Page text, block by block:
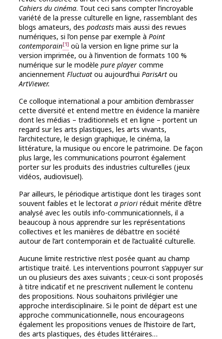
Cahiers du cinéma. Tout ceci sans compter l’incroyable
variété de la presse culturelle en ligne, rassemblant des
blogs amateurs, des podcasts mais aussi des revues
numériques, si l’on pense par exemple à Point
contemporain[1] où la version en ligne prime sur la
version imprimée, ou à l’invention de formats 100 %
numérique sur le modèle pure player comme
anciennement Fluctuat ou aujourd’hui ParisArt ou
ArtViewer.
Ce colloque international a pour ambition d’embrasser
cette diversité et entend mettre en évidence la manière
dont les médias – traditionnels et en ligne – portent un
regard sur les arts plastiques, les arts vivants,
l’architecture, le design graphique, le cinéma, la
littérature, la musique ou encore le patrimoine. De façon
plus large, les communications pourront également
porter sur les produits des industries culturelles (jeux
vidéos, audiovisuel).
Par ailleurs, le périodique artistique dont les tirages sont
souvent faibles et le lectorat a priori réduit mérite d’être
analysé avec les outils info-communicationnels, il a
beaucoup à nous apprendre sur les représentations
collectives et les manières de débattre en société
autour de l’art contemporain et de l’actualité culturelle.
Aucune limite restrictive n’est posée quant au champ
artistique traité. Les interventions pourront s’appuyer sur
un ou plusieurs des axes suivants ; ceux-ci sont proposés
à titre indicatif et ne prescrivent nullement le contenu
des propositions. Nous souhaitons privilégier une
approche interdisciplinaire. Si le point de départ est une
approche communicationnelle, nous encourageons
également les propositions venues de l’histoire de l’art,
des arts plastiques, des études littéraires…